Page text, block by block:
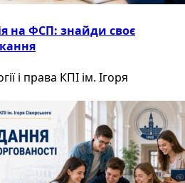
на ФСП: знайди своє
і права КПІ ім. Ігоря